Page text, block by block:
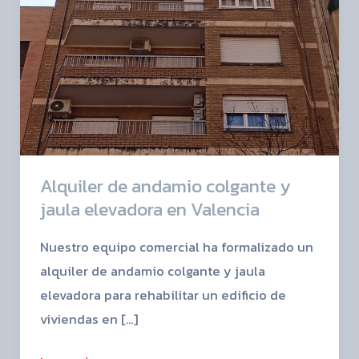
Alquiler de andamio colgante y
jaula elevadora en Valencia
Nuestro equipo comercial ha formalizado un
alquiler de andamio colgante y jaula
elevadora para rehabilitar un edificio de
viviendas en […]
jaula
elevadora
en
Valencia